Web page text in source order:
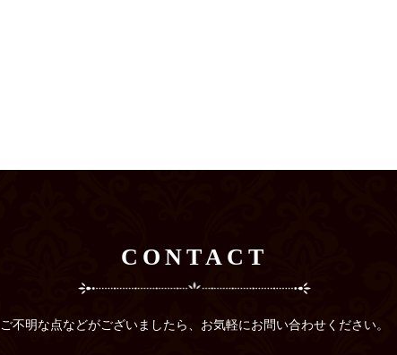
CONTACT
ご不明な点などがございましたら、 お気軽にお問い合わせください。